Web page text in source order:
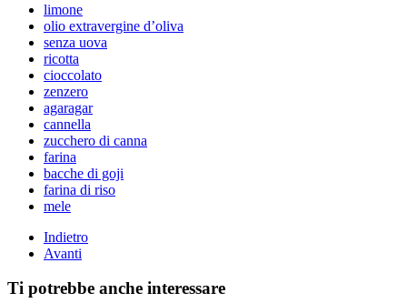
limone
olio extravergine d’oliva
senza uova
ricotta
cioccolato
zenzero
agaragar
cannella
zucchero di canna
farina
bacche di goji
farina di riso
mele
Indietro
Avanti
Ti potrebbe anche interessare